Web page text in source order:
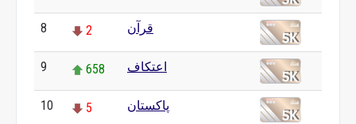
8 2 قرآن
9 658 اعتکاف
10 5 پاکستان